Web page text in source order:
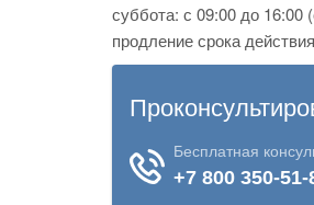
суббота: с 09:00 до
продление срока